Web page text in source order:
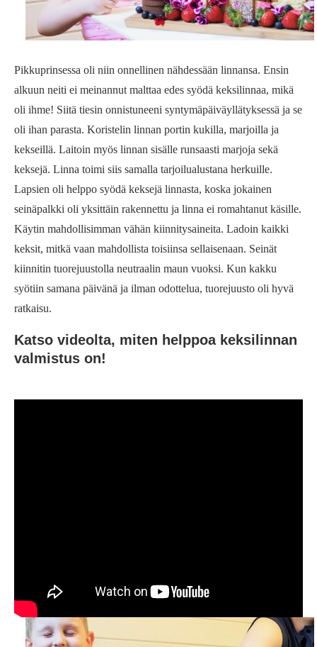
Pikkuprinsessa oli niin onnellinen nähdessään linnansa. Ensin
alkuun neiti ei meinannut malttaa edes syödä keksilinnaa, mikä
oli ihme! Siitä tiesin onnistuneeni syntymäpäiväyllätyksessä ja se
oli ihan parasta. Koristelin linnan portin kukilla, marjoilla ja
kekseillä. Laitoin myös linnan sisälle runsaasti marjoja sekä
keksejä. Linna toimi siis samalla tarjoilualustana herkuille.
Lapsien oli helppo syödä keksejä linnasta, koska jokainen
seinäpalkki oli yksittäin rakennettu ja linna ei romahtanut käsille.
Käytin mahdollisimman vähän kiinnitysaineita. Ladoin kaikki
keksit, mitkä vaan mahdollista toisiinsa sellaisenaan. Seinät
kiinnitin tuorejuustolla neutraalin maun vuoksi. Kun kakku
syötiin samana päivänä ja ilman odottelua, tuorejuusto oli hyvä
ratkaisu.
Katso videolta, miten helppoa keksilinnan
valmistus on!